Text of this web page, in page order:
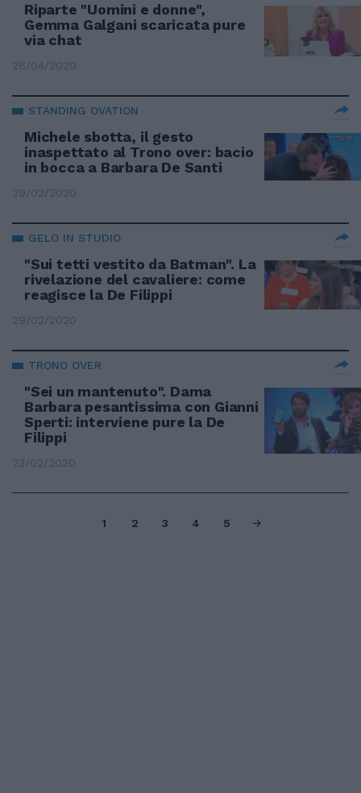
Riparte "Uomini e donne",
Gemma Galgani scaricata pure
via chat
26/04/2020
STANDING OVATION
Michele sbotta, il gesto
inaspettato al Trono over: bacio
in bocca a Barbara De Santi
29/02/2020
GELO IN STUDIO
"Sui tetti vestito da Batman". La
rivelazione del cavaliere: come
reagisce la De Filippi
29/02/2020
TRONO OVER
"Sei un mantenuto". Dama
Barbara pesantissima con Gianni
Sperti: interviene pure la De
Filippi
23/02/2020
1 2 3 4 5